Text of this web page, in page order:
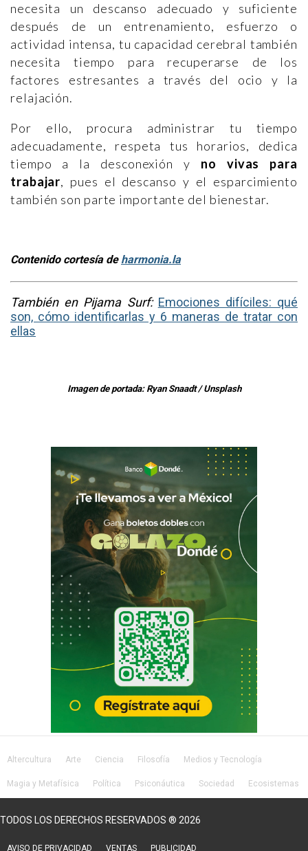
necesita un descanso adecuado y suficiente
después de un entrenamiento, esfuerzo o
actividad intensa, tu capacidad cerebral también
necesita tiempo para recuperarse de los
factores estresantes a través del ocio y la
relajación.
Por ello, procura administrar tu tiempo
adecuadamente, respeta tus horarios, dedica
tiempo a la desconexión y no vivas para
trabajar, pues el descanso y el esparcimiento
también son parte importante del bienestar.
Contenido cortesía de harmonia.la
También en Pijama Surf: Emociones difíciles: qué
son, cómo identificarlas y 6 maneras de tratar con
ellas
Imagen de portada: Ryan Snaadt / Unsplash
Altercultura Arte Ciencia Filosofía Medios y Tecnología
Magia y Metafísica Política Psiconáutica Sociedad Ecosistemas
TODOS LOS DERECHOS RESERVADOS ® 2026
AVISO DE PRIVACIDAD VENTAS PUBLICIDAD